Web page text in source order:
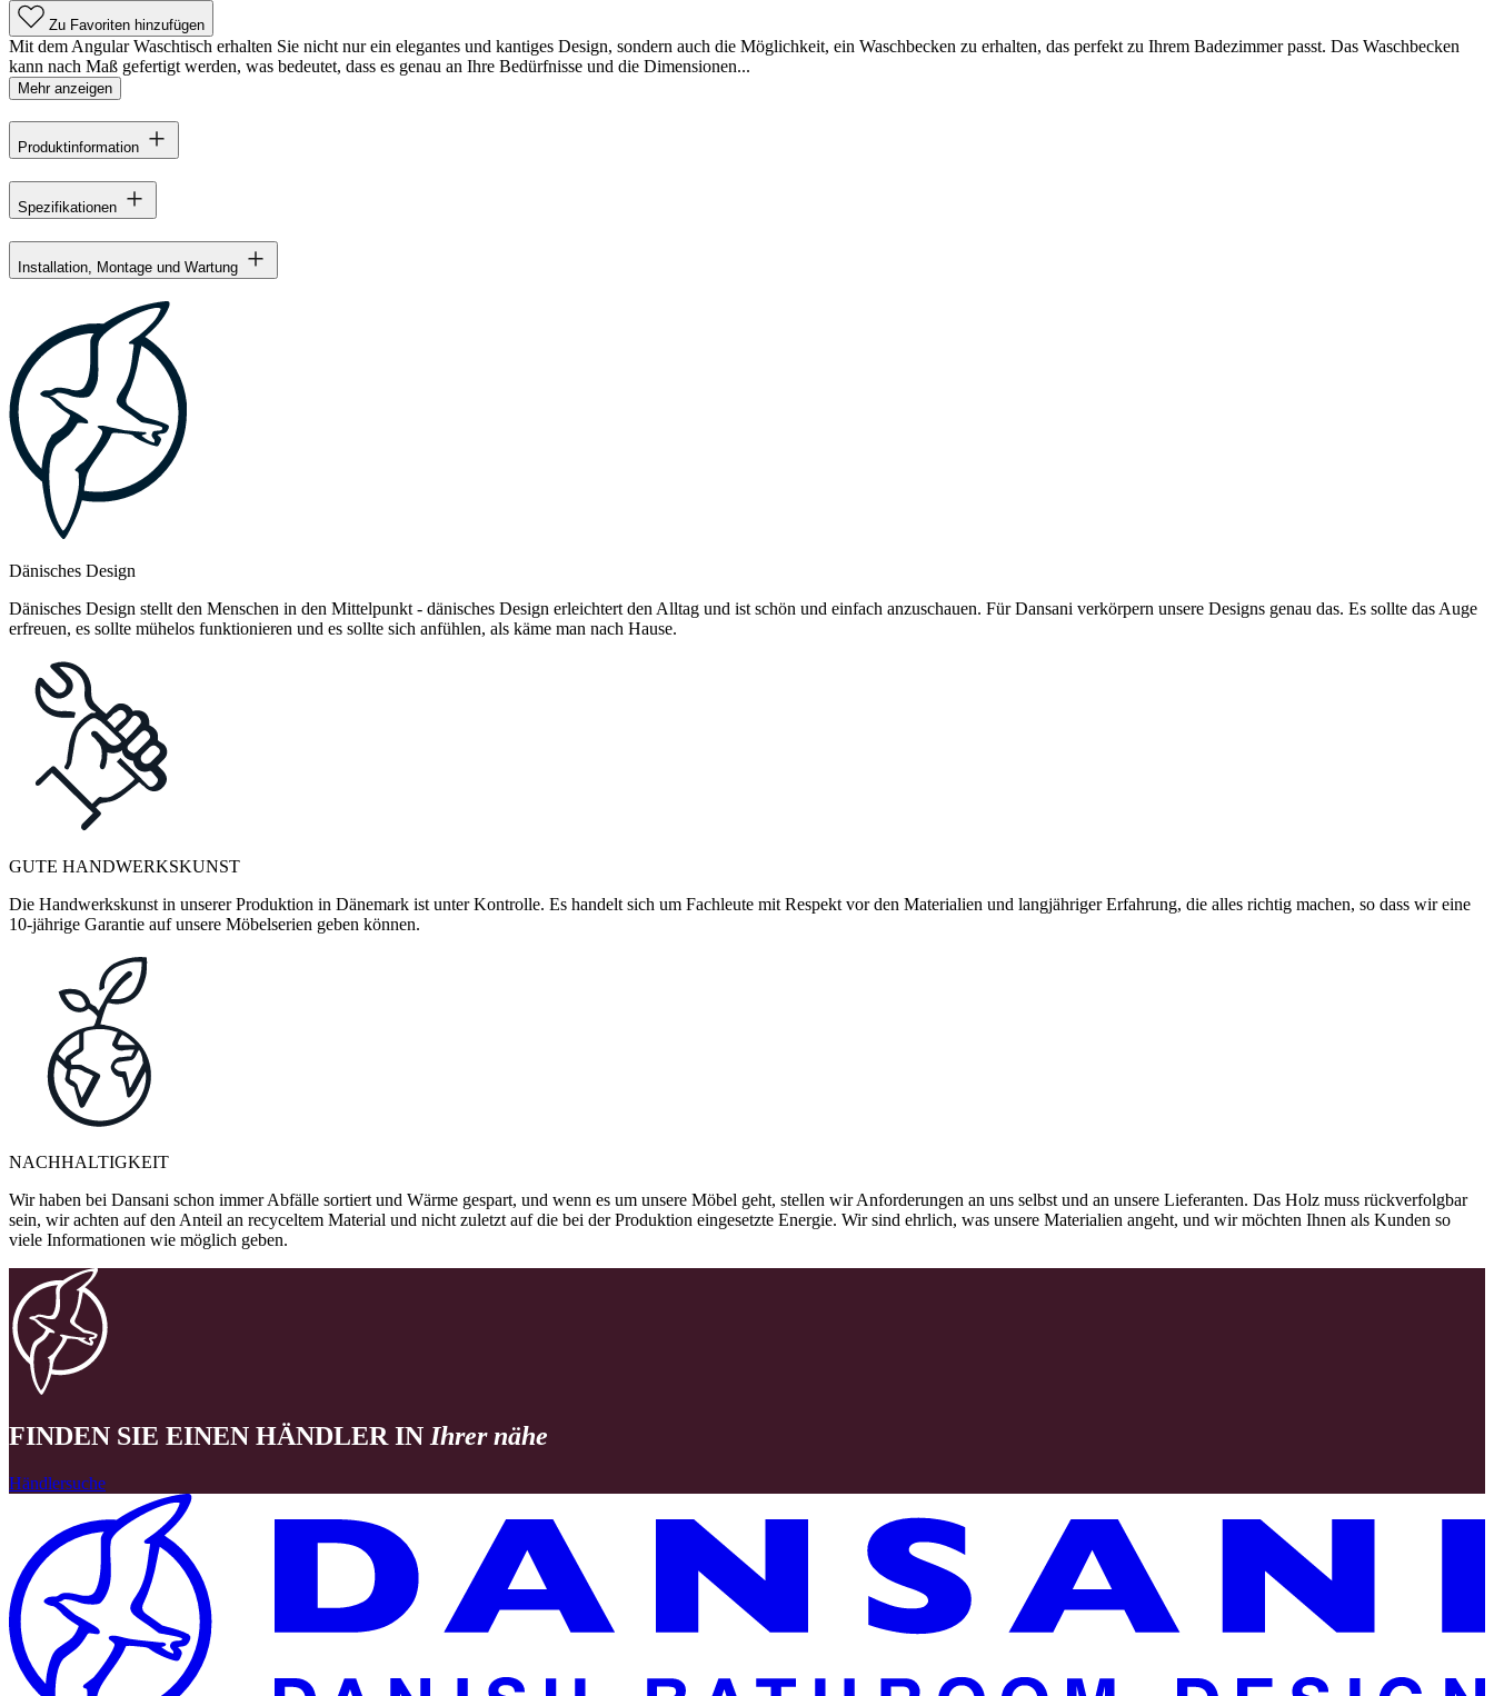
Zu Favoriten hinzufügen
Mit dem Angular Waschtisch erhalten Sie nicht nur ein elegantes und kantiges Design, sondern auch die Möglichkeit, ein Waschbecken zu erhalten, das perfekt zu Ihrem Badezimmer passt. Das Waschbecken
kann nach Maß gefertigt werden, was bedeutet, dass es genau an Ihre Bedürfnisse und die Dimensionen...
Mehr anzeigen
Produktinformation
Spezifikationen
Installation, Montage und Wartung
Dänisches Design
Dänisches Design stellt den Menschen in den Mittelpunkt - dänisches Design erleichtert den Alltag und ist schön und einfach anzuschauen. Für Dansani verkörpern unsere Designs genau das. Es sollte das Auge
erfreuen, es sollte mühelos funktionieren und es sollte sich anfühlen, als käme man nach Hause.
GUTE HANDWERKSKUNST
Die Handwerkskunst in unserer Produktion in Dänemark ist unter Kontrolle. Es handelt sich um Fachleute mit Respekt vor den Materialien und langjähriger Erfahrung, die alles richtig machen, so dass wir eine
10-jährige Garantie auf unsere Möbelserien geben können.
NACHHALTIGKEIT
Wir haben bei Dansani schon immer Abfälle sortiert und Wärme gespart, und wenn es um unsere Möbel geht, stellen wir Anforderungen an uns selbst und an unsere Lieferanten. Das Holz muss rückverfolgbar
sein, wir achten auf den Anteil an recyceltem Material und nicht zuletzt auf die bei der Produktion eingesetzte Energie. Wir sind ehrlich, was unsere Materialien angeht, und wir möchten Ihnen als Kunden so
viele Informationen wie möglich geben.
FINDEN SIE EINEN HÄNDLER IN Ihrer nähe
Händlersuche